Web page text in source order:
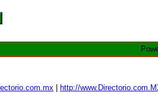
http://